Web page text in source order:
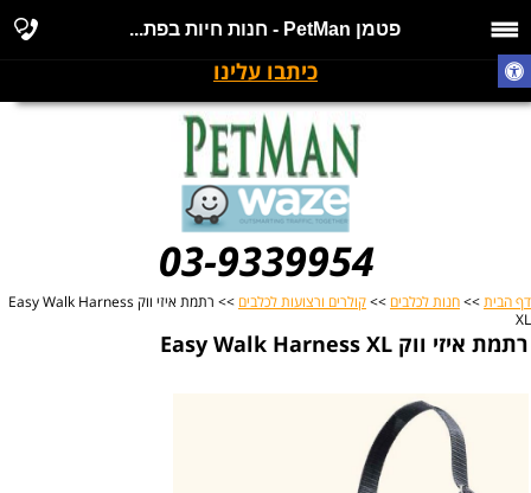
פטמן PetMan - חנות חיות בפת...
כיתבו עלינו
03-9339954
דף הבית >> חנות לכלבים >> קולרים ורצועות לכלבים
>> רתמת איזי ווק Easy Walk Harness
XL
רתמת איזי ווק Easy Walk Harness XL